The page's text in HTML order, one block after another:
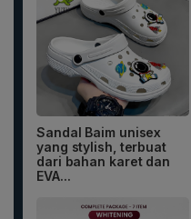
Sandal Baim unisex
yang stylish, terbuat
dari bahan karet dan
EVA...